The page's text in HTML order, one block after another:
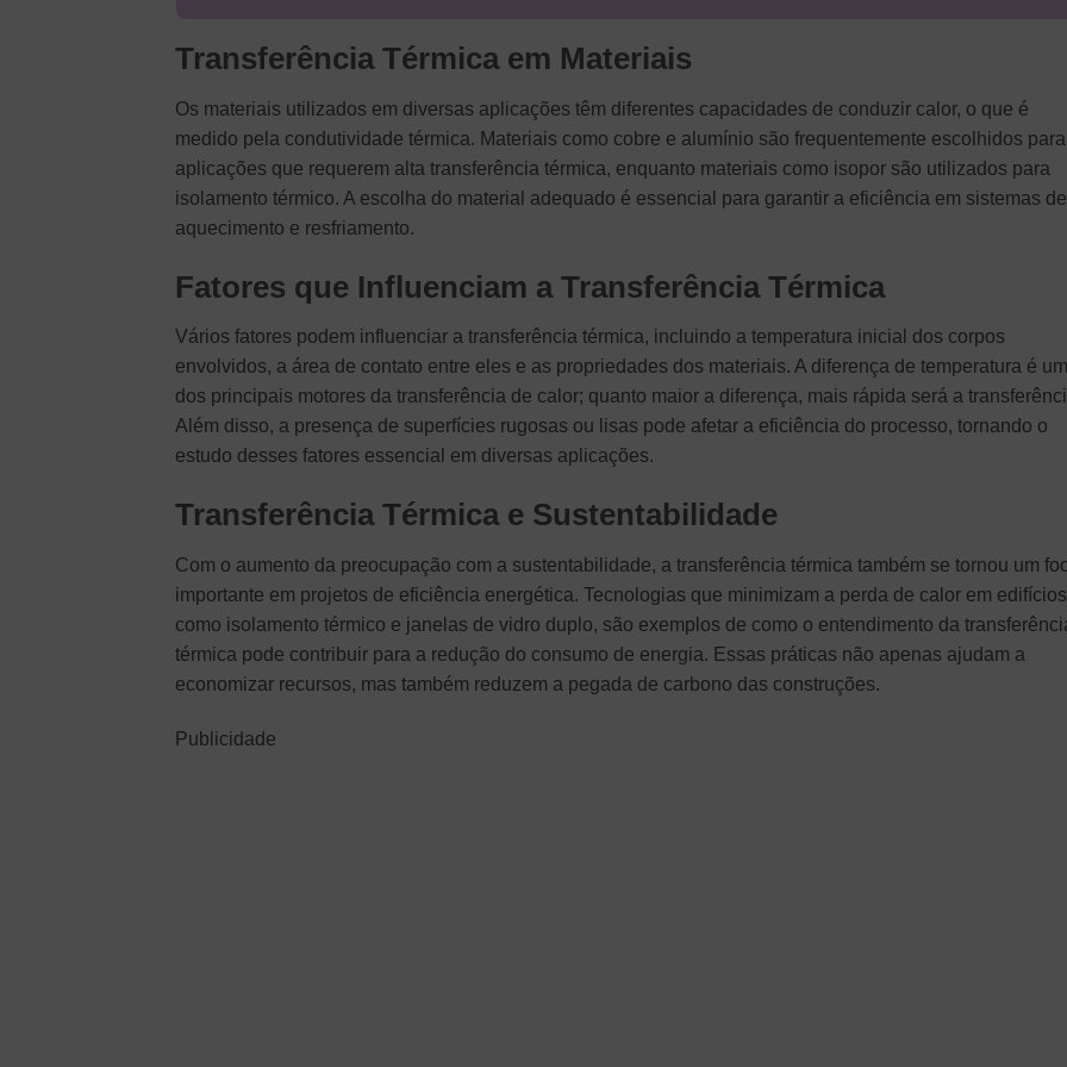
Transferência Térmica em Materiais
Os materiais utilizados em diversas aplicações têm diferentes capacidades de conduzir calor, o que é
medido pela condutividade térmica. Materiais como cobre e alumínio são frequentemente escolhidos para
aplicações que requerem alta transferência térmica, enquanto materiais como isopor são utilizados para
isolamento térmico. A escolha do material adequado é essencial para garantir a eficiência em sistemas de
aquecimento e resfriamento.
Fatores que Influenciam a Transferência Térmica
Vários fatores podem influenciar a transferência térmica, incluindo a temperatura inicial dos corpos
envolvidos, a área de contato entre eles e as propriedades dos materiais. A diferença de temperatura é um
dos principais motores da transferência de calor; quanto maior a diferença, mais rápida será a
Além disso, a presença de superfícies rugosas ou lisas pode afetar a eficiência do processo, tornando o
estudo desses fatores essencial em diversas aplicações.
Transferência Térmica e Sustentabilidade
Com o aumento da preocupação com a sustentabilidade, a transferência térmica também se tornou um
importante em projetos de eficiência energética. Tecnologias que minimizam a perda de calor em
como isolamento térmico e janelas de vidro duplo, são exemplos de como o entendimento da
térmica pode contribuir para a redução do consumo de energia. Essas práticas não apenas ajudam a
economizar recursos, mas também reduzem a pegada de carbono das construções.
Publicidade